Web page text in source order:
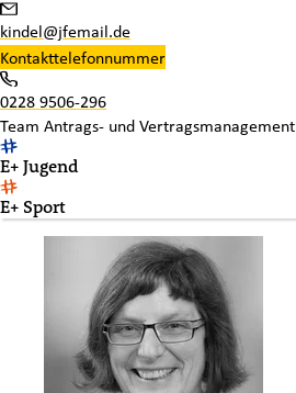
kindel@jfemail.de
Kontakttelefonnummer
0228 9506-296
Team Antrags- und Vertragsmanagement
E+ Jugend
E+ Sport